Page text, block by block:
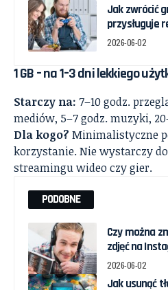
Jak zwrócić
przysługuje
2026-06-02
1 GB – na 1–3 dni lekkiego
Starczy na: 7–10 godz.
mediów, 5–7 godz. muzyki,
Dla kogo? Minimalistyczne
korzystanie. Nie wystarczy
streamingu wideo czy gier.
PODOBNE
Czy można
zdjęć na
2026-06-02
Jak usunąć